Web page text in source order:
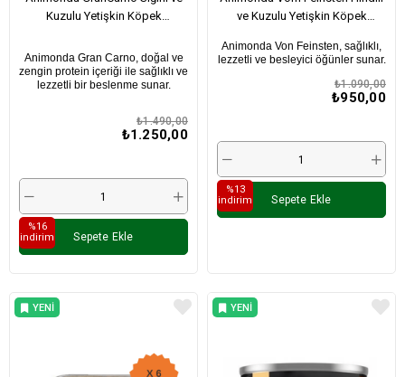
Kuzulu Yetişkin Köpek
Animonda Gran Carno, doğal ve
zengin protein içeriği ile sağlıklı ve
lezzetli bir beslenme sunar.
₺1.250,00
₺1.490,00
Sepete Ekle
%16
i̇ndirim
ve Kuzulu Yetişkin Köpek
Animonda Von Feinsten, sağlıklı,
lezzetli ve besleyici öğünler sunar.
₺950,00
₺1.090,00
Sepete Ekle
%13
i̇ndirim
YENI
YENI